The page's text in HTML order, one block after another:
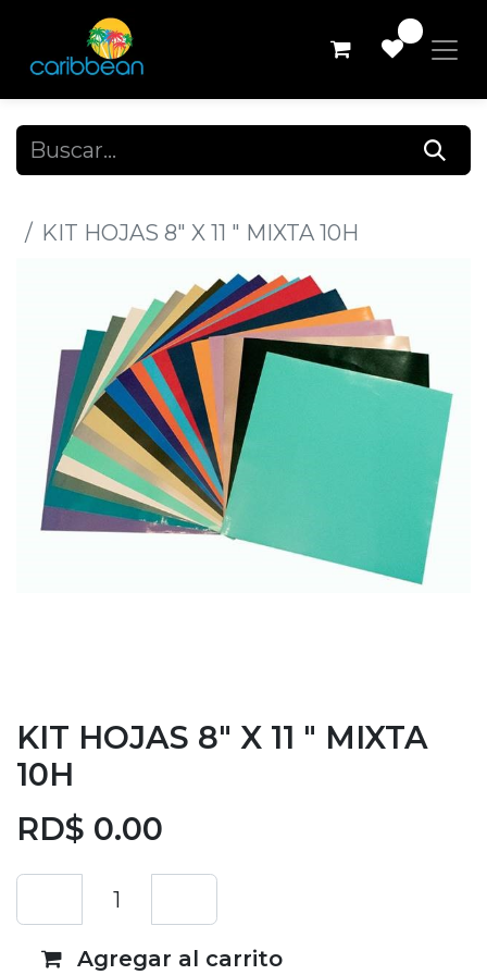
KIT HOJAS 8" X 11 " MIXTA 10H
KIT HOJAS 8" X 11 " MIXTA
10H
RD$ 0.00
Agregar al carrito